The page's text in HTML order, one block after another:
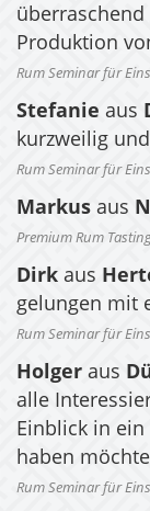
Produktion
Rum Seminar für
Stefanie aus
kurzweilig
Rum Seminar für
Markus aus
Premium Rum
Dirk aus
gelungen mit
Rum Seminar für
Holger aus
alle
Einblick in
haben
Rum Seminar für